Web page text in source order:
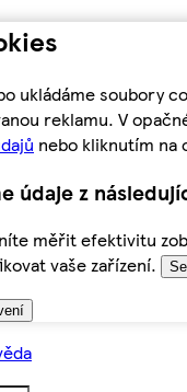
ukládáme soubory
reklamu. V
nebo kliknutím na
údaje z
měřit efektivitu
vaše zařízení.